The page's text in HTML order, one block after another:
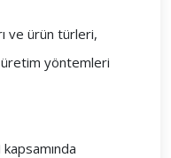
ve ürün türleri,
üretim yöntemleri